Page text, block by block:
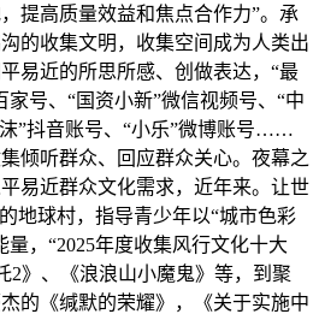
提高质量效益和焦点合作力”。承
的收集文明，收集空间成为人类出
易近的所思所感、创做表达，“最
号、“国资小新”微信视频号、“中
”抖音账号、“小乐”微博账号……
倾听群众、回应群众关心。夜幕之
易近群众文化需求，近年来。让世
地球村，指导青少年以“城市色彩
量，“2025年度收集风行文化十大
2》、《浪浪山小魔鬼》等，到聚
的《缄默的荣耀》，《关于实施中